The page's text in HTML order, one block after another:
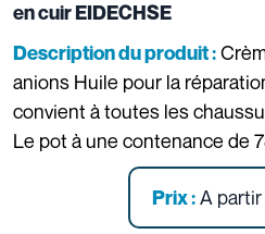
en cuir EIDECHSE
Description du produit :
anions Huile pour la
convient à toutes les
Le pot à une contenance de
Prix :A partir